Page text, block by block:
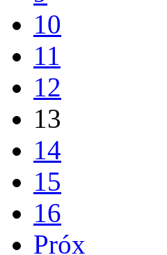
10
11
12
13
14
15
16
Próx